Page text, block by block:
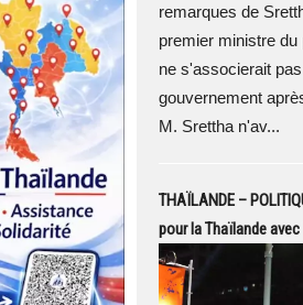
remarques de
premier ministre du
ne s'associerait
gouvernement
M. Srettha n'av...
THAÏLANDE –
pour la Thaïlande